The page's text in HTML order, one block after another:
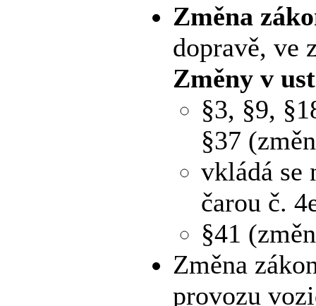
Změna
dopravě, ve
Změny v
§3, §9,
§37
vkládá se
čarou č.
§41
Změna
provozu